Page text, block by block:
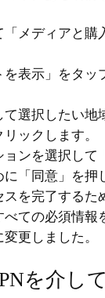
「メディアと購
を表示」をタ
て選択したい
ックします。
ョンを選択して
「同意」を押
スを完了するた
べての必須情報
更しました。
を介して